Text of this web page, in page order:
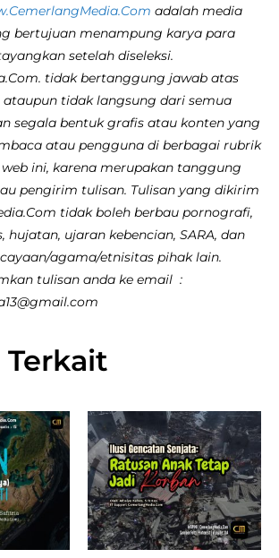
adalah media
bertujuan menampung karya para
setelah diseleksi.
tidak bertanggung jawab atas
tidak langsung dari semua
segala bentuk grafis atau konten yang
atau pengguna di berbagai rubrik
ini, karena merupakan tanggung
pengirim tulisan. Tulisan yang dikirim
tidak boleh berbau pornografi,
hujatan, ujaran kebencian, SARA, dan
agama/etnisitas pihak lain.
tulisan anda ke email :
Terkait